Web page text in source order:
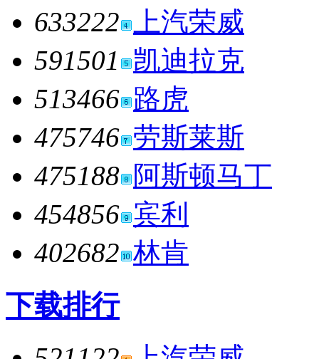
633222
上汽荣威
591501
凯迪拉克
513466 路虎
475746 劳斯莱斯
475188 阿斯顿马丁
454856 宾利
402682 林肯
下载排行